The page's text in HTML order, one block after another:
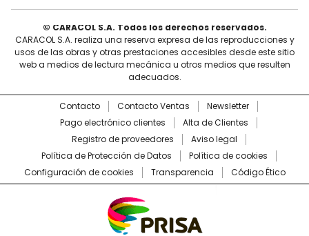
© CARACOL S.A. Todos los derechos reservados.
CARACOL S.A. realiza una reserva expresa de las reproducciones y
usos de las obras y otras prestaciones accesibles desde este sitio
web a medios de lectura mecánica u otros medios que resulten
adecuados.
Contacto Contacto Ventas
Newsletter
Pago electrónico clientes
Alta de Clientes
Registro de proveedores
Aviso legal
Política de Protección de Datos
Política de cookies
Configuración de cookies
Transparencia Código Ético